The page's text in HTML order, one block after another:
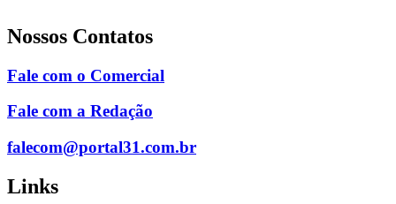
Nossos Contatos
Fale com o Comercial
Fale com a Redação
falecom@portal31.com.br
Links